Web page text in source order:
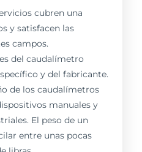
cubren una
y satisfacen las
campos.
del caudalímetro
y del fabricante.
de los caudalímetros
manuales y
El peso de un
entre unas pocas